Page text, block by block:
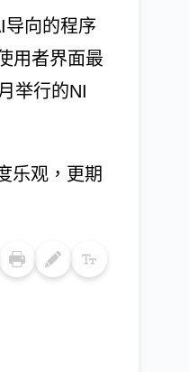
导向的程序
用者界面最
举行的NI
乐观，更期